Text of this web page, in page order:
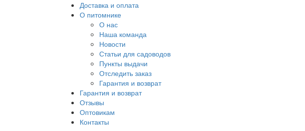
Доставка и оплата
О питомнике
О нас
Наша команда
Новости
Статьи для садоводов
Пункты выдачи
Отследить заказ
Гарантия и возврат
Гарантия и возврат
Отзывы
Оптовикам
Контакты